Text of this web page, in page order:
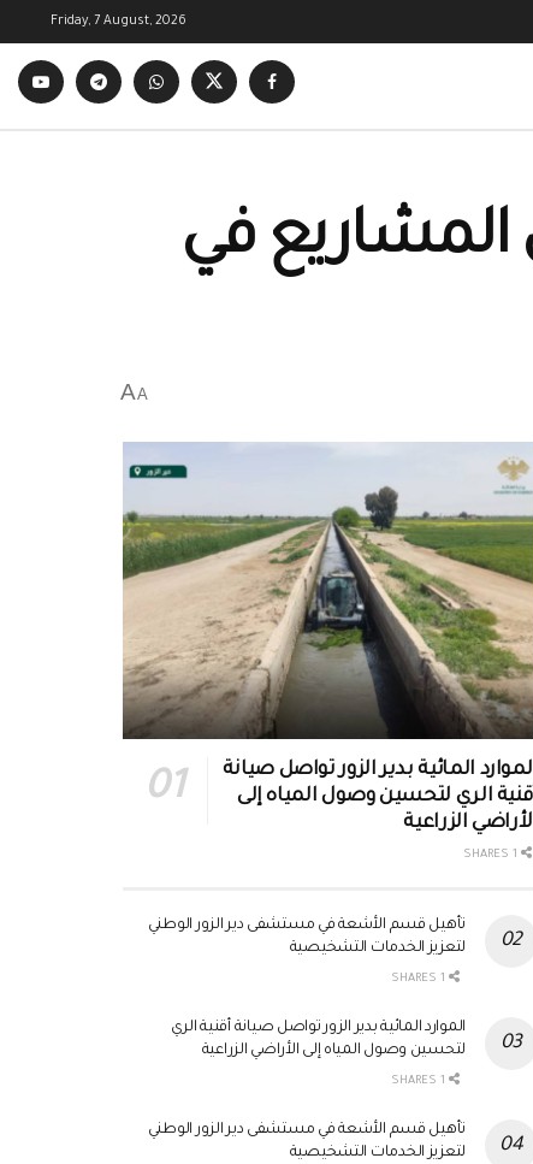
Friday, 7 August, 2026
المشاريع في
A
A
المائية بدير الزور تواصل صيانة
الري لتحسين وصول المياه إلى
الزراعية
تأهيل قسم الأشعة في مستشفى دير الزور الوطني
لتعزيز الخدمات التشخيصية
الموارد المائية بدير الزور تواصل صيانة أقنية الري
لتحسين وصول المياه إلى الأراضي الزراعية
تأهيل قسم الأشعة في مستشفى دير الزور الوطني
لتعزيز الخدمات التشخيصية